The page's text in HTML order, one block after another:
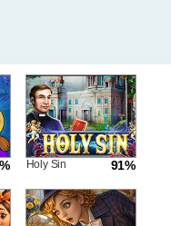
91%
Holy Sin